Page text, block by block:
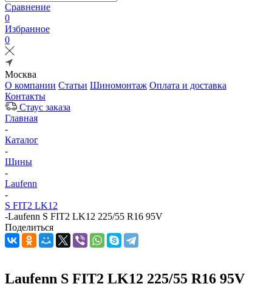
Сравнение
0
Избранное
0
Москва
О компании Статьи Шиномонтаж Оплата и доставка
Контакты
Стаус заказа
Главная
-
Каталог
-
Шины
-
Laufenn
-
S FIT2 LK12
-Laufenn S FIT2 LK12 225/55 R16 95V
Поделиться
Laufenn S FIT2 LK12 225/55 R16 95V